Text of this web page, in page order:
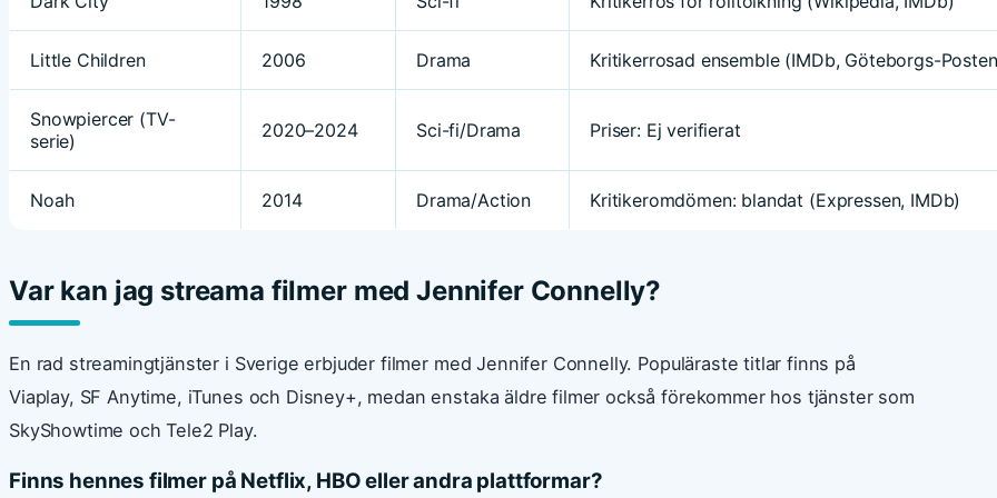
Little Children 2006 Drama Kritikerrosad ensemble (IMDb, Göteborgs-
Snowpiercer (TV-
serie)
2020–2024 Sci-fi/Drama Priser: Ej verifierat
Noah 2014 Drama/Action Kritikeromdömen: blandat (Expressen, IMDb)
Var kan jag streama filmer med Jennifer Connelly?
En rad streamingtjänster i Sverige erbjuder filmer med Jennifer Connelly. Populäraste titlar finns på
Viaplay, SF Anytime, iTunes och Disney+, medan enstaka äldre filmer också förekommer hos tjänster som
SkyShowtime och Tele2 Play.
Finns hennes filmer på Netflix, HBO eller andra plattformar?